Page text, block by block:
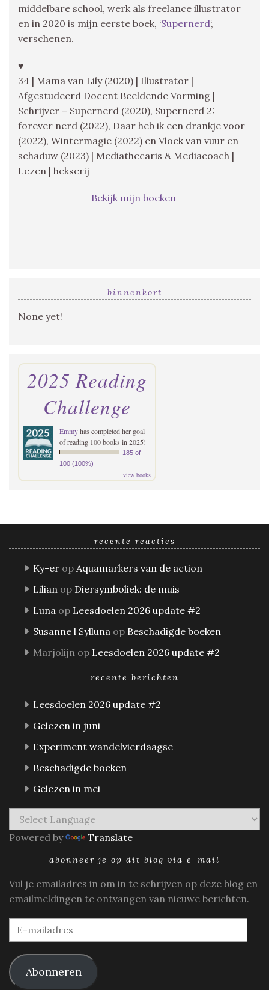
middelbare school, werk als freelance illustrator
en in 2020 is mijn eerste boek, ‘Supernerd‘,
verschenen.
♥
34 | Mama van Lily (2020) | Illustrator |
Afgestudeerd Docent Beeldende Vorming |
Schrijver – Supernerd (2020), Supernerd 2:
forever nerd (2022), Daar heb ik een drankje voor
(2022), Wintermagie (2022) en Vloek van vuur en
schaduw (2023) | Mediathecaris & Mediacoach |
Lezen | hekserij
Bekijk mijn boeken
binnenkort
None yet!
2025 Reading
Challenge
Emmyhas completed her goal
of reading 100 books in 2025!
185 of
100 (100%)
view books
recente reacties
Ky-er op Aquamarkers van de action
Lilian op Diersymboliek: de muis
Luna op Leesdoelen 2026 update #2
Susanne l Sylluna op Beschadigde boeken
Marjolijn op Leesdoelen 2026 update #2
recente berichten
Leesdoelen 2026 update #2
Gelezen in juni
Experiment wandelvierdaagse
Beschadigde boeken
Gelezen in mei
Powered by Translate
abonneer je op dit blog via e-mail
Vul je emailadres in om in te schrijven op deze blog en
emailmeldingen te ontvangen van nieuwe berichten.
E-
mailadres
Abonneren